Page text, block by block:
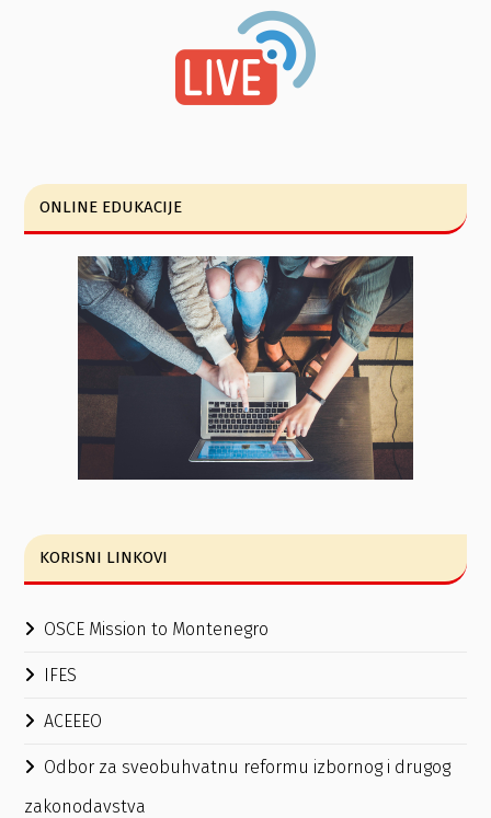
ONLINE EDUKACIJE
KORISNI LINKOVI
OSCE Mission to Montenegro
IFES
ACEEEO
Odbor za sveobuhvatnu reformu izbornog i drugog
zakonodavstva